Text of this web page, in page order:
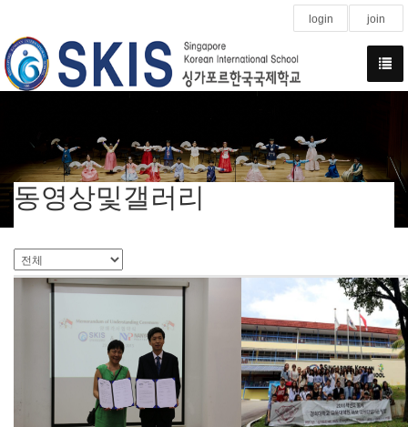
login join
동영상및갤러리